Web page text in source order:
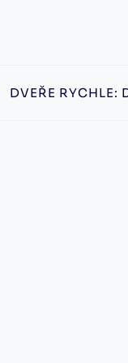
DVEŘE RYCHLE: